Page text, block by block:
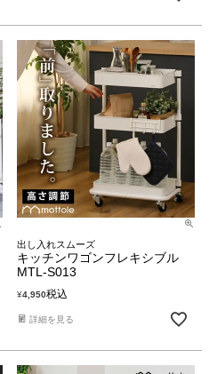
出し入れスムーズ
キッチンワゴンフレキシブル
MTL-S013
¥4,950税込
詳細を見る